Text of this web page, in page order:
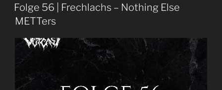
Folge 56 | Frechlachs – Nothing Else
METTers